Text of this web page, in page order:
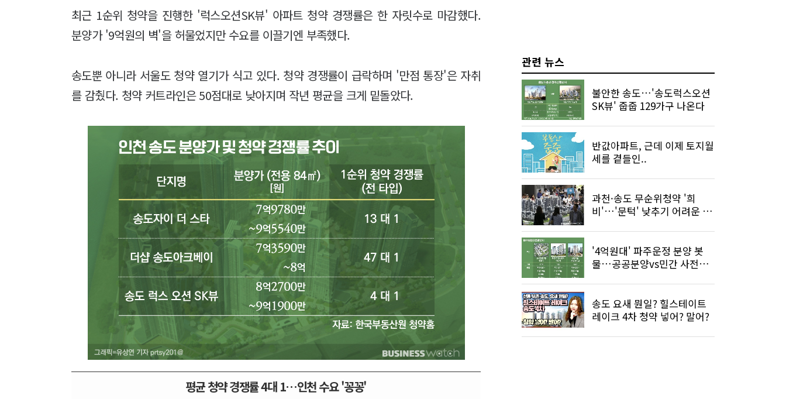
최근 1순위 청약을 진행한 '럭스오션SK뷰' 아파트 청약 경쟁률은 한 자릿수로 마감했다.
분양가 '9억원의 벽'을 허물었지만 수요를 이끌기엔 부족했다.
송도뿐 아니라 서울도 청약 열기가 식고 있다. 청약 경쟁률이 급락하며 '만점 통장'은 자취
를 감췄다. 청약 커트라인은 50점대로 낮아지며 작년 평균을 크게 밑돌았다.
평균 청약 경쟁률 4대 1…인천 수요 '꽁꽁'
관련 뉴스
불안한 송도…'송도럭스오션
SK뷰' 줍줍 129가구 나온다
반값아파트, 근데 이제 토지월
세를 곁들인..
과천·송도 무순위청약 '희
비'…'문턱' 낮추기 어려운 이
'4억원대' 파주운정 분양 봇
물…공공분양vs민간 사전청
송도 요새 뭔일? 힐스테이트
레이크 4차 청약 넣어? 말어?